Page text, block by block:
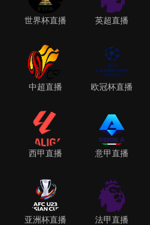
世界杯直播 英超直播
中超直播 欧冠杯直播
西甲直播 意甲直播
亚洲杯直播 法甲直播